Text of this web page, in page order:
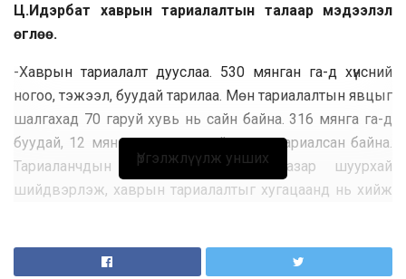
Ц.Идэрбат хаврын тариалалтын талаар мэдээлэл
өглөө.
-Хаврын тариалалт дууслаа. 530 мянган га-д хүнсний
ногоо, тэжээл, буудай тарилаа. Мөн тариалалтын явцыг
шалгахад 70 гаруй хувь нь сайн байна. 316 мянга га-д
буудай, 12 мянган га-д хүнсний ногоо тариалсан байна.
Тариаланчдын хүсэлтийг Засгийн газар шуурхай
шийдвэрлэж, хаврын тариалалтыг хугацаанд нь хийж
Шатах, тослох материалын үнэ асуудал байсан. Тэгвэл
түлш, шатахууны долоон мянга гаруй тонныг
Үргэлжлүүлж унших